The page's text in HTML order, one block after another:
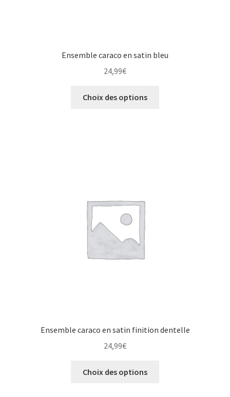
Ensemble caraco en satin bleu
24,99€
Choix des options
Ensemble caraco en satin finition dentelle
24,99€
Choix des options